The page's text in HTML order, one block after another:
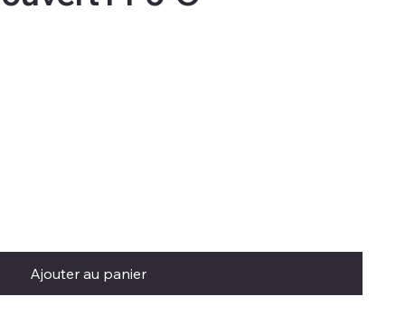
Ajouter au panier